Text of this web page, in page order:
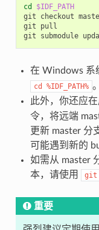
cd
$IDF_PATH
git
checkout
git
pull
git
submodule
在 Windows 系
cd %IDF_PATH% 。
此外，你还应
令，将远端
更新 master 分
可能遇到新的
如需从 master
本，请使用
git
重要